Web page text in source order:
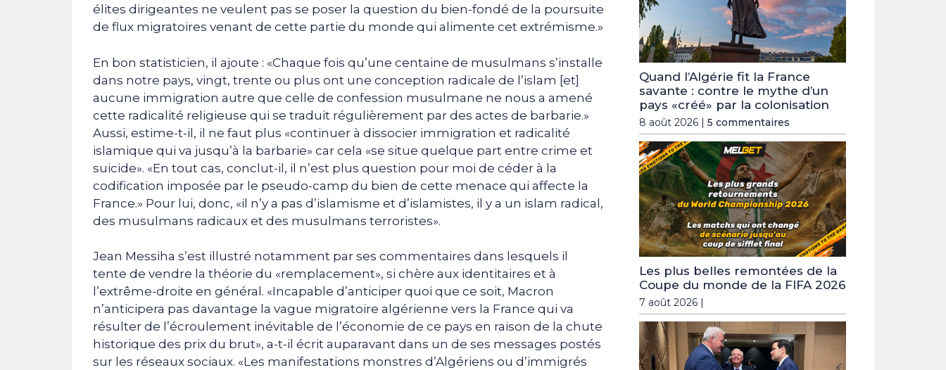
élites dirigeantes ne veulent pas se poser la question du bien-fondé de la poursuite
de flux migratoires venant de cette partie du monde qui alimente cet extrémisme.»
En bon statisticien, il ajoute : «Chaque fois qu’une centaine de musulmans s’installe
dans notre pays, vingt, trente ou plus ont une conception radicale de l’islam [et]
aucune immigration autre que celle de confession musulmane ne nous a amené
cette radicalité religieuse qui se traduit régulièrement par des actes de barbarie.»
Aussi, estime-t-il, il ne faut plus «continuer à dissocier immigration et radicalité
islamique qui va jusqu’à la barbarie» car cela «se situe quelque part entre crime et
suicide». «En tout cas, conclut-il, il n’est plus question pour moi de céder à la
codification imposée par le pseudo-camp du bien de cette menace qui affecte la
France.» Pour lui, donc, «il n’y a pas d’islamisme et d’islamistes, il y a un islam radical,
des musulmans radicaux et des musulmans terroristes».
Jean Messiha s’est illustré notamment par ses commentaires dans lesquels il
tente de vendre la théorie du «remplacement», si chère aux identitaires et à
l’extrême-droite en général. «Incapable d’anticiper quoi que ce soit, Macron
n’anticipera pas davantage la vague migratoire algérienne vers la France qui va
résulter de l’écroulement inévitable de l’économie de ce pays en raison de la chute
historique des prix du brut», a-t-il écrit auparavant dans un de ses messages postés
sur les réseaux sociaux. «Les manifestations monstres d’Algériens ou d’immigrés
Quand l’Algérie fit la France
savante : contre le mythe d’un
pays «créé» par la colonisation
8 août 2026 | 5 commentaires
Les plus belles remontées de la
Coupe du monde de la FIFA 2026
7 août 2026 |